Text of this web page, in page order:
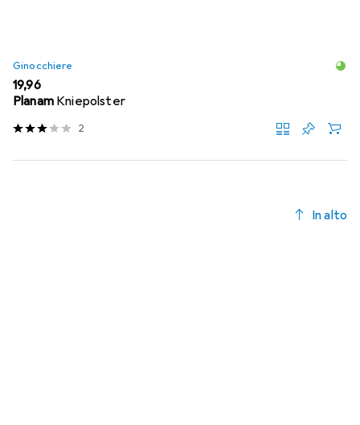
Ginocchiere
EUR
19,96
Planam Kniepolster
2
In alto